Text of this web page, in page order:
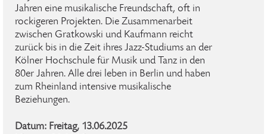
Jahren eine musikalische Freundschaft, oft in
rockigeren Projekten. Die Zusammenarbeit
zwischen Gratkowski und Kaufmann reicht
zurück bis in die Zeit ihres Jazz-Studiums an der
Kölner Hochschule für Musik und Tanz in den
80er Jahren. Alle drei leben in Berlin und haben
zum Rheinland intensive musikalische
Beziehungen.
Datum: Freitag, 13.06.2025